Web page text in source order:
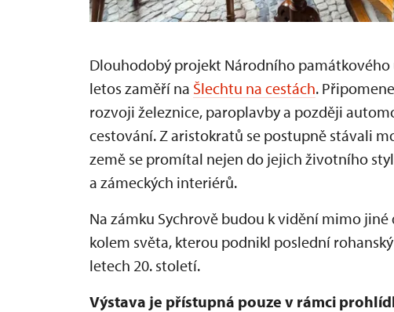
Dlouhodobý projekt Národního
letos zaměří na Šlechtu na cestách.
rozvoji železnice, paroplavby a později
cestování. Z aristokratů se postupně stávali
země se promítal nejen do jejich životního
a zámeckých interiérů.
Na zámku Sychrově budou k vidění mimo
kolem světa, kterou podnikl poslední
letech 20. století.
Výstava je přístupná pouze v rámci